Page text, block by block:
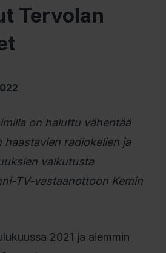
Tervolan
on haluttu vähentää
haastavien radiokelien ja
vaikutusta
TV-vastaanottoon Kemin
2021 ja aiemmin